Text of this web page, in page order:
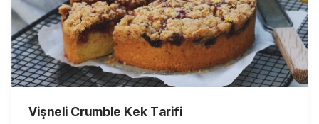
Vişneli Crumble Kek Tarifi